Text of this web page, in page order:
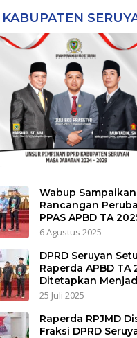
Wabup Sampaikan
Rancangan
PPAS APBD TA
6 Agustus 2025
DPRD Seruyan
Raperda APBD TA
Ditetapkan
25 Juli 2025
Raperda RPJMD
Fraksi DPRD